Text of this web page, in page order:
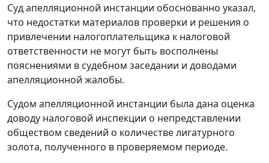
Суд апелляционной инстанции обоснованно указал,
что недостатки материалов проверки и решения о
привлечении налогоплательщика к налоговой
ответственности не могут быть восполнены
пояснениями в судебном заседании и доводами
апелляционной жалобы.
Судом апелляционной инстанции была дана оценка
доводу налоговой инспекции о непредставлении
обществом сведений о количестве лигатурного
золота, полученного в проверяемом периоде.